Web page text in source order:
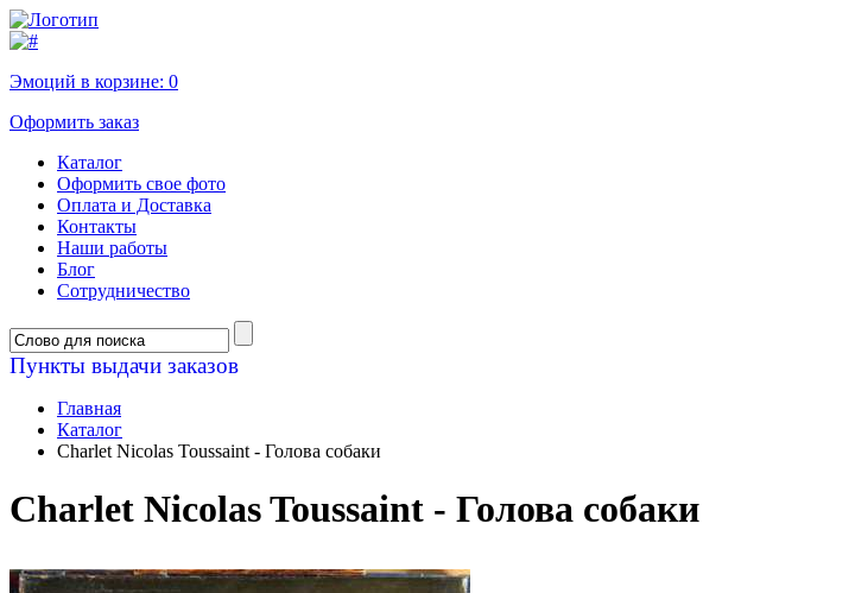
Эмоций в корзине: 0
Оформить заказ
Каталог
Оформить свое фото
Оплата и Доставка
Контакты
Наши работы
Блог
Сотрудничество
Пункты выдачи заказов
Главная
Каталог
Charlet Nicolas Toussaint - Голова собаки
Charlet Nicolas Toussaint - Голова собаки